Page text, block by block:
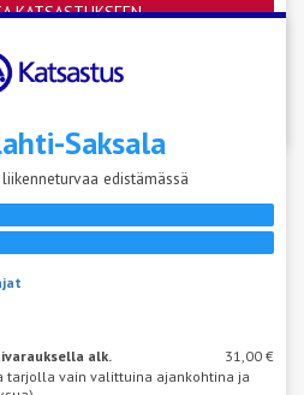
KATSASTUKSEEN
ajat
Saksala
edistämässä
alk.
31,00 €
vain valittuina ajankohtina ja